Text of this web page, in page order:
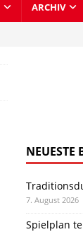
ARCHIV
NEUESTE
7. August 2026
Spielplan